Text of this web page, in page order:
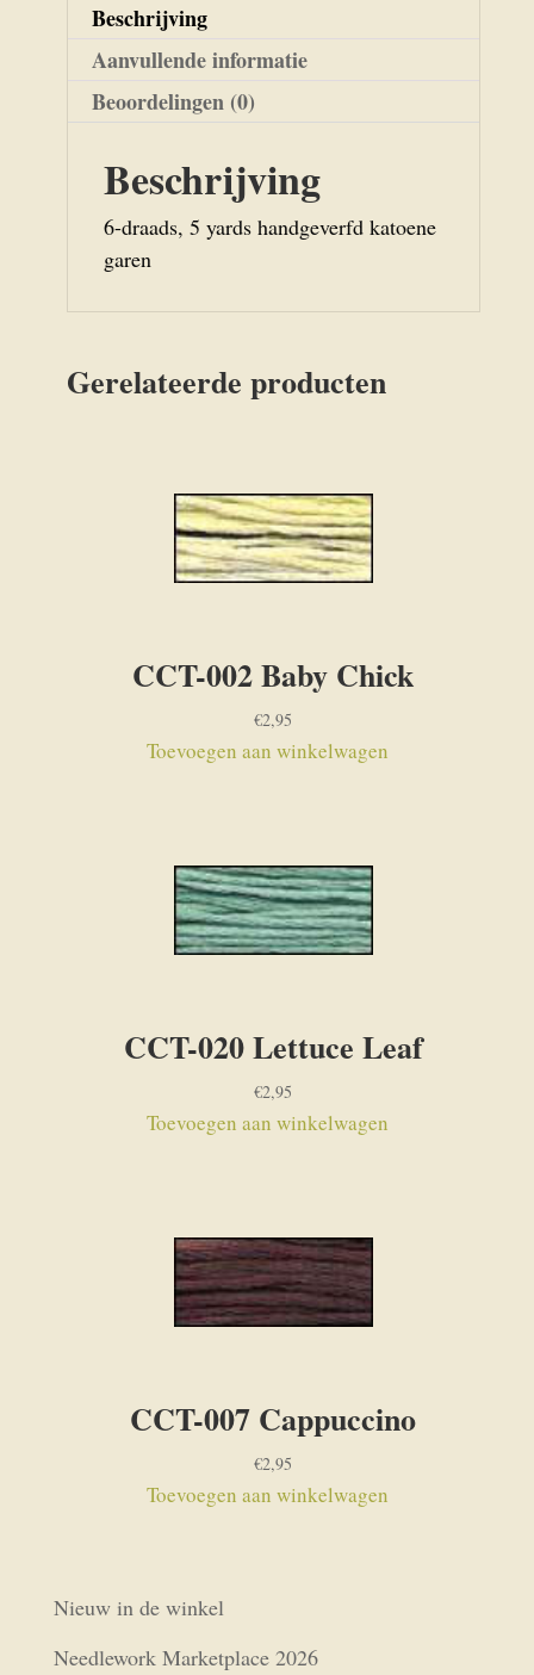
Beschrijving
Aanvullende informatie
Beoordelingen (0)
Beschrijving
6-draads, 5 yards handgeverfd katoene
garen
Gerelateerde producten
CCT-002 Baby Chick
€2,95
Toevoegen aan winkelwagen
CCT-020 Lettuce Leaf
€2,95
Toevoegen aan winkelwagen
CCT-007 Cappuccino
€2,95
Toevoegen aan winkelwagen
Nieuw in de winkel
Needlework Marketplace 2026